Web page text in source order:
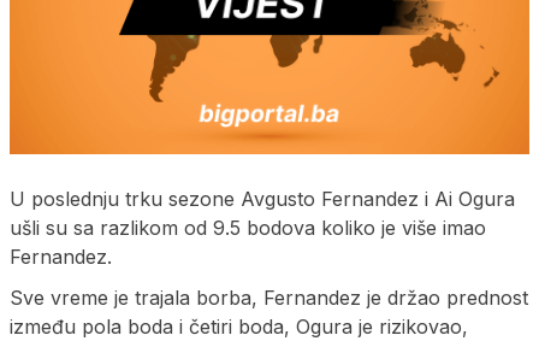
U poslednju trku sezone Avgusto Fernandez i Ai Ogura
ušli su sa razlikom od 9.5 bodova koliko je više imao
Fernandez.
Sve vreme je trajala borba, Fernandez je držao prednost
između pola boda i četiri boda, Ogura je rizikovao,